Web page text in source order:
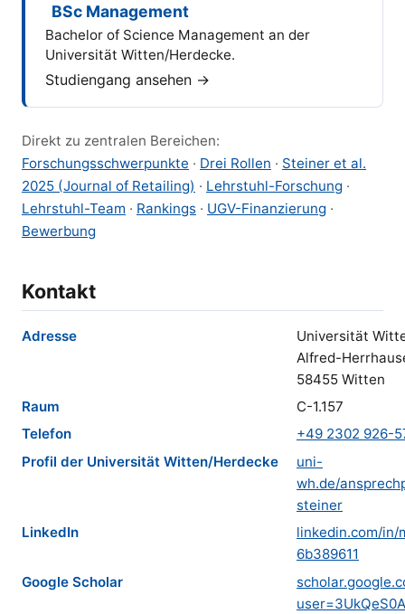
BSc Management
Bachelor of Science Management an der
Universität Witten/Herdecke.
Studiengang ansehen →
Direkt zu zentralen Bereichen:
Forschungsschwerpunkte · Drei Rollen · Steiner et al.
2025 (Journal of Retailing) · Lehrstuhl-Forschung ·
Lehrstuhl-Team · Rankings · UGV-Finanzierung ·
Bewerbung
Kontakt
Adresse
Universität
Alfred-
58455 Witten
Raum
C-1.157
Telefon
+49 2302 926-
Profil der Universität Witten/Herdecke
uni-
wh.de/
steiner
LinkedIn
linkedin.com/
6b389611
Google Scholar